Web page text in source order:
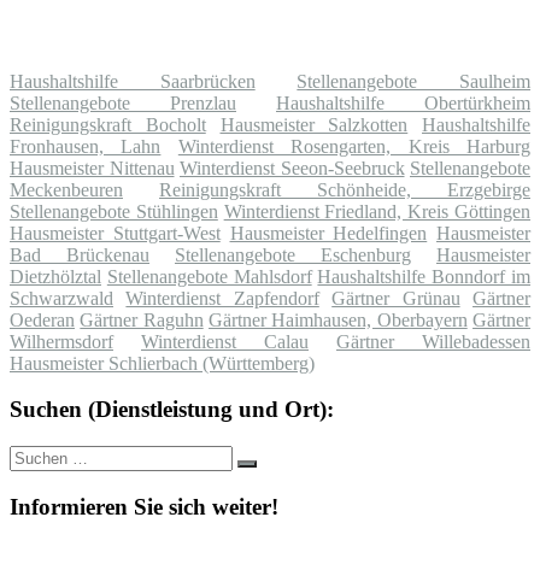
Haushaltshilfe Saarbrücken
Stellenangebote Saulheim
Stellenangebote Prenzlau
Haushaltshilfe Obertürkheim
Reinigungskraft Bocholt
Hausmeister Salzkotten
Haushaltshilfe
Fronhausen, Lahn
Winterdienst Rosengarten, Kreis Harburg
Hausmeister Nittenau Winterdienst Seeon-Seebruck Stellenangebote
Meckenbeuren
Reinigungskraft Schönheide, Erzgebirge
Stellenangebote Stühlingen Winterdienst Friedland, Kreis Göttingen
Hausmeister Stuttgart-West Hausmeister Hedelfingen Hausmeister
Bad Brückenau
Stellenangebote Eschenburg
Hausmeister
Dietzhölztal Stellenangebote Mahlsdorf Haushaltshilfe Bonndorf im
Schwarzwald
Winterdienst Zapfendorf Gärtner Grünau
Gärtner
Oederan Gärtner Raguhn Gärtner Haimhausen, Oberbayern Gärtner
Wilhermsdorf
Winterdienst Calau
Gärtner Willebadessen
Hausmeister Schlierbach (Württemberg)
Suchen (Dienstleistung und Ort):
Suche
nach:
Suchen
Informieren Sie sich weiter!